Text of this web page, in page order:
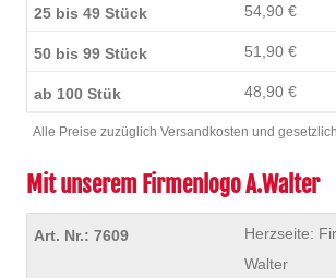
54,90 €
51,90 €
48,90 €
Alle Preise zuzüglich Versandkosten und
Mit unserem Firmenlogo A.Walter
Herzseite:
Walter